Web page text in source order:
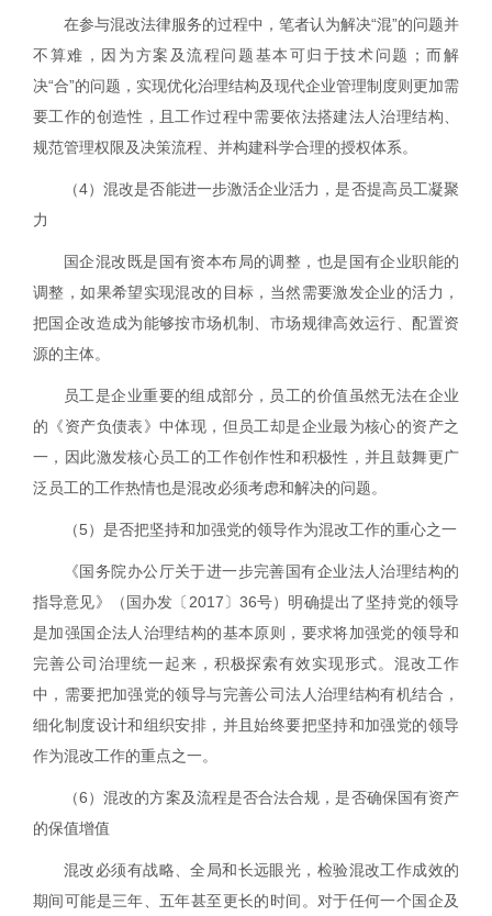
在参与混改法律服务的过程中，笔者认为解决“混”的问题并
不算难，因为方案及流程问题基本可归于技术问题；而解
决“合”的问题，实现优化治理结构及现代企业管理制度则更加需
要工作的创造性，且工作过程中需要依法搭建法人治理结构、
规范管理权限及决策流程、并构建科学合理的授权体系。
（4）混改是否能进一步激活企业活力，是否提高员工凝聚
力
国企混改既是国有资本布局的调整，也是国有企业职能的
调整，如果希望实现混改的目标，当然需要激发企业的活力，
把国企改造成为能够按市场机制、市场规律高效运行、配置资
源的主体。
员工是企业重要的组成部分，员工的价值虽然无法在企业
的《资产负债表》中体现，但员工却是企业最为核心的资产之
一，因此激发核心员工的工作创作性和积极性，并且鼓舞更广
泛员工的工作热情也是混改必须考虑和解决的问题。
（5）是否把坚持和加强党的领导作为混改工作的重心之一
《国务院办公厅关于进一步完善国有企业法人治理结构的
指导意见》（国办发〔 2017〕 36号）明确提出了坚持党的领导
是加强国企法人治理结构的基本原则，要求将加强党的领导和
完善公司治理统一起来，积极探索有效实现形式。混改工作
中，需要把加强党的领导与完善公司法人治理结构有机结合，
细化制度设计和组织安排，并且始终要把坚持和加强党的领导
作为混改工作的重点之一。
（6）混改的方案及流程是否合法合规，是否确保国有资产
的保值增值
混改必须有战略、全局和长远眼光，检验混改工作成效的
期间可能是三年、五年甚至更长的时间。对于任何一个国企及